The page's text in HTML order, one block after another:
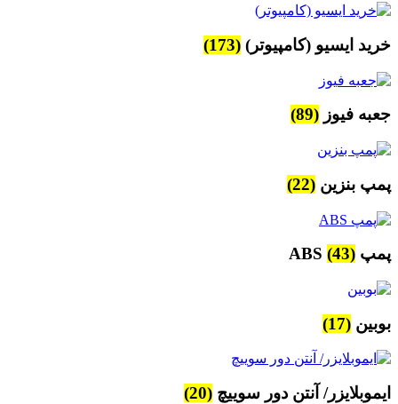
خرید ایسیو (کامپیوتر) (173)
جعبه فیوز (89)
پمپ بنزین (22)
پمپ ABS (43)
بوبین (17)
ایموبلایزر/ آنتن دور سوییچ (20)